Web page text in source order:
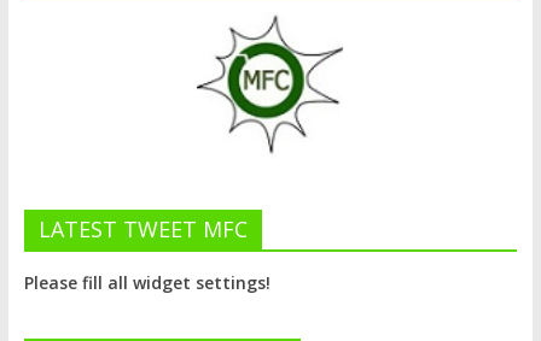
LATEST TWEET MFC
Please fill all widget settings!